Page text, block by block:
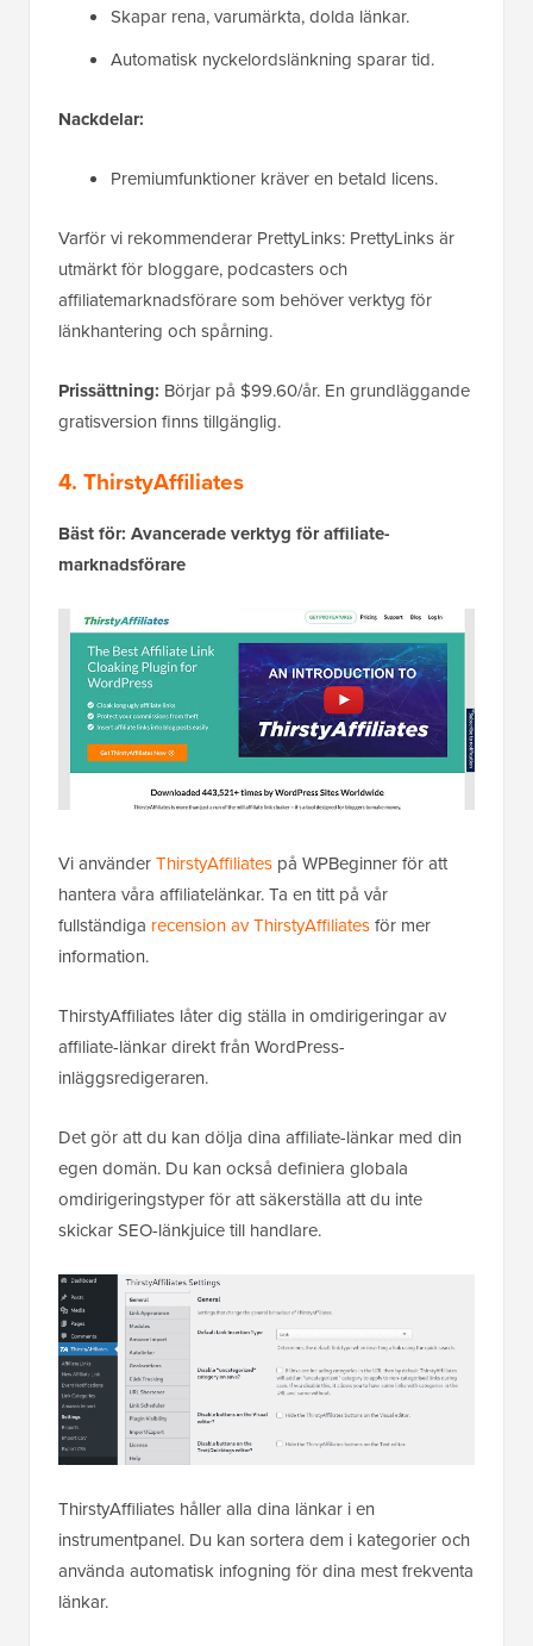
Skapar rena, varumärkta, dolda länkar.
Automatisk nyckelordslänkning sparar tid.
Nackdelar:
Premiumfunktioner kräver en betald licens.
Varför vi rekommenderar PrettyLinks: PrettyLinks är
utmärkt för bloggare, podcasters och
affiliatemarknadsförare som behöver verktyg för
länkhantering och spårning.
Prissättning: Börjar på $99.60/år. En grundläggande
gratisversion finns tillgänglig.
4. ThirstyAffiliates
Bäst för: Avancerade verktyg för affiliate-
marknadsförare
Vi använderThirstyAffiliates på WPBeginner för att
hantera våra affiliatelänkar. Ta en titt på vår
fullständiga recension av ThirstyAffiliatesför mer
information.
ThirstyAffiliates låter dig ställa in omdirigeringar av
affiliate-länkar direkt från WordPress-
inläggsredigeraren.
Det gör att du kan dölja dina affiliate-länkar med din
egen domän. Du kan också definiera globala
omdirigeringstyper för att säkerställa att du inte
skickar SEO-länkjuice till handlare.
ThirstyAffiliates håller alla dina länkar i en
instrumentpanel. Du kan sortera dem i kategorier och
använda automatisk infogning för dina mest frekventa
länkar.